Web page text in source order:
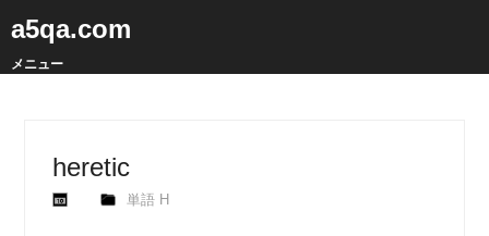
a5qa.com
メニュー
heretic
単語 H